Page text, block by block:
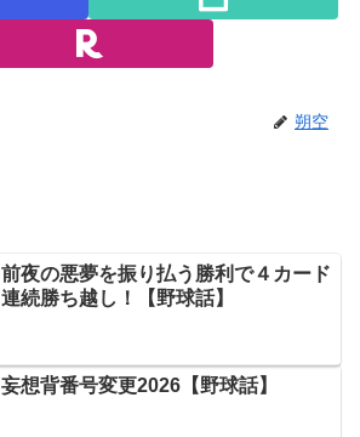
朔空
前夜の悪夢を振り払う勝利で４カード
連続勝ち越し！【野球話】
妄想背番号変更2026【野球話】